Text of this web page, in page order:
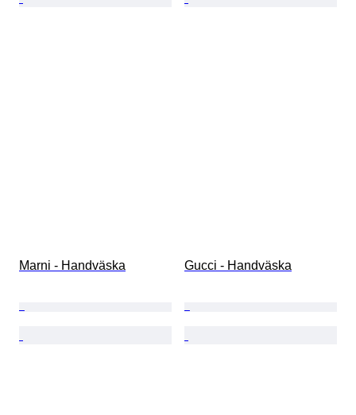
Marni - Handväska Gucci - Handväska